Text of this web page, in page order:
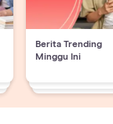
Berita Trending
Minggu Ini